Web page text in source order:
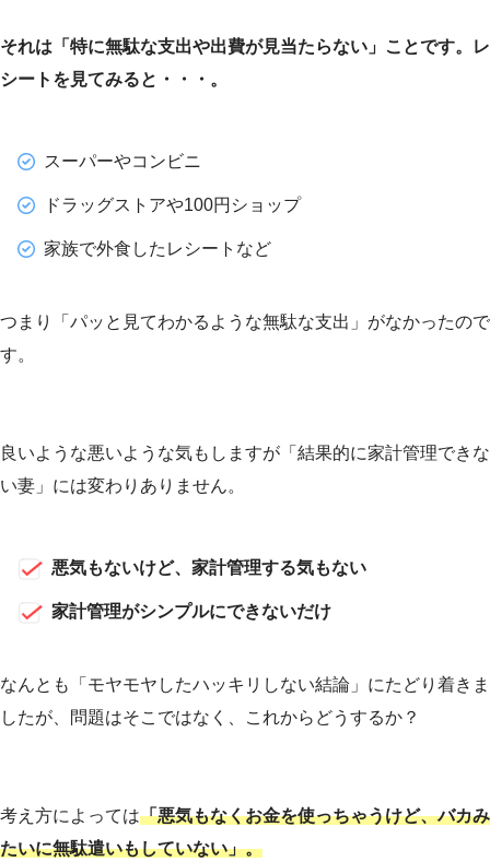
それは「特に無駄な支出や出費が見当たらない」ことです。レ
シートを見てみると・・・。
スーパーやコンビニ
ドラッグストアや100円ショップ
家族で外食したレシートなど
つまり「パッと見てわかるような無駄な支出」がなかったので
す。
良いような悪いような気もしますが「結果的に家計管理できな
い妻」には変わりありません。
悪気もないけど、家計管理する気もない
家計管理がシンプルにできないだけ
なんとも「モヤモヤしたハッキリしない結論」にたどり着きま
したが、問題はそこではなく、これからどうするか？
考え方によっては「悪気もなくお金を使っちゃうけど、バカみ
たいに無駄遣いもしていない」。